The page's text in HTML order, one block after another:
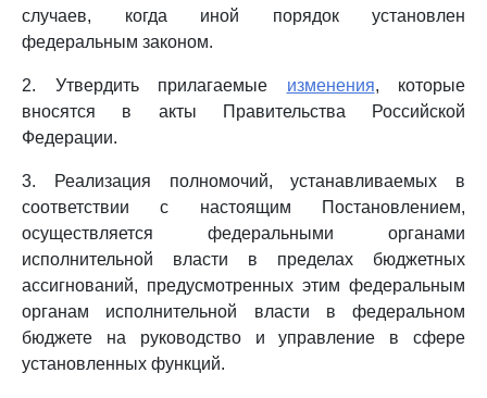
случаев, когда иной порядок установлен
федеральным законом.
2. Утвердить прилагаемые изменения, которые
вносятся в акты Правительства Российской
Федерации.
3. Реализация полномочий, устанавливаемых в
соответствии с настоящим Постановлением,
осуществляется федеральными органами
исполнительной власти в пределах бюджетных
ассигнований, предусмотренных этим федеральным
органам исполнительной власти в федеральном
бюджете на руководство и управление в сфере
установленных функций.